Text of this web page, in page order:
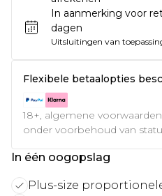
In aanmerking voor
dagen
Uitsluitingen van
Flexibele betaalopties
18+, algemene
onder voorbehoud van
In één oogopslag
Plus-size